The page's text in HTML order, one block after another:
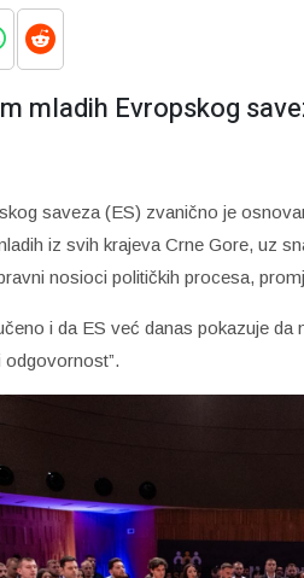
mladih Evropskog
saveza (ES) zvanično je
iz svih krajeva Crne Gore, uz
nosioci političkih procesa,
i da ES već danas pokazuje da